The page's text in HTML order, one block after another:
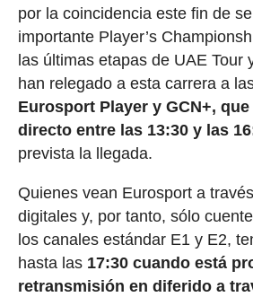
por la coincidencia este fin de
importante Player’s
las últimas etapas de UAE Tour
han relegado a esta carrera a
Eurosport Player y GCN+,
directo entre las 13:30 y las
prevista la llegada.
Quienes vean Eurosport a
digitales y, por tanto, sólo
los canales estándar E1 y E2,
hasta las 17:30 cuando está
retransmisión en diferido a